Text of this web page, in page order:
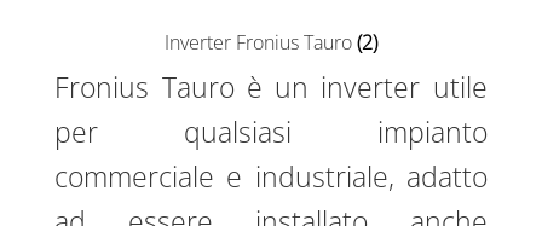
Inverter Fronius Tauro(2)
Fronius Tauro è un inverter utile
per qualsiasi impianto
commerciale e industriale, adatto